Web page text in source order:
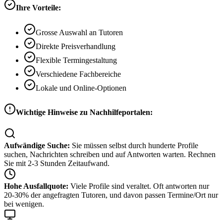
Ihre Vorteile:
Grosse Auswahl an Tutoren
Direkte Preisverhandlung
Flexible Termingestaltung
Verschiedene Fachbereiche
Lokale und Online-Optionen
Wichtige Hinweise zu Nachhilfeportalen:
Aufwändige Suche: Sie müssen selbst durch hunderte Profile
suchen, Nachrichten schreiben und auf Antworten warten. Rechnen
Sie mit 2-3 Stunden Zeitaufwand.
Hohe Ausfallquote: Viele Profile sind veraltet. Oft antworten nur
20-30% der angefragten Tutoren, und davon passen Termine/Ort nur
bei wenigen.